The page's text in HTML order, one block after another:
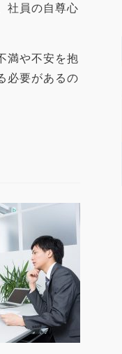
社員の自尊心
満や不安を抱
必要があるの